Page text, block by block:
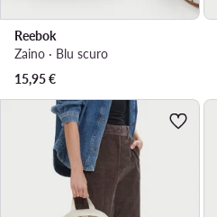
Reebok
Zaino · Blu scuro
15,95€